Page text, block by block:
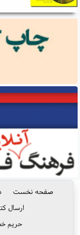
صفحه نخست
ارسال
حریم